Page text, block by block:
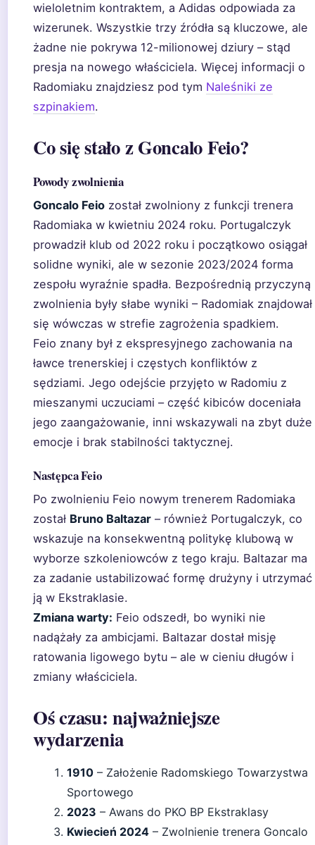
wieloletnim kontraktem, a Adidas odpowiada za
wizerunek. Wszystkie trzy źródła są kluczowe, ale
żadne nie pokrywa 12-milionowej dziury – stąd
presja na nowego właściciela. Więcej informacji o
Radomiaku znajdziesz pod tym Naleśniki ze
szpinakiem.
Co się stało z Goncalo Feio?
Powody zwolnienia
Goncalo Feio został zwolniony z funkcji trenera
Radomiaka w kwietniu 2024 roku. Portugalczyk
prowadził klub od 2022 roku i początkowo osiągał
solidne wyniki, ale w sezonie 2023/2024 forma
zespołu wyraźnie spadła. Bezpośrednią przyczyną
zwolnienia były słabe wyniki – Radomiak znajdował
się wówczas w strefie zagrożenia spadkiem.
Feio znany był z ekspresyjnego zachowania na
ławce trenerskiej i częstych konfliktów z
sędziami. Jego odejście przyjęto w Radomiu z
mieszanymi uczuciami – część kibiców doceniała
jego zaangażowanie, inni wskazywali na zbyt duże
emocje i brak stabilności taktycznej.
Następca Feio
Po zwolnieniu Feio nowym trenerem Radomiaka
został Bruno Baltazar – również Portugalczyk, co
wskazuje na konsekwentną politykę klubową w
wyborze szkoleniowców z tego kraju. Baltazar ma
za zadanie ustabilizować formę drużyny i utrzymać
ją w Ekstraklasie.
Zmiana warty: Feio odszedł, bo wyniki nie
nadążały za ambicjami. Baltazar dostał misję
ratowania ligowego bytu – ale w cieniu długów i
zmiany właściciela.
Oś czasu: najważniejsze
wydarzenia
1910 – Założenie Radomskiego Towarzystwa
Sportowego
2023 – Awans do PKO BP Ekstraklasy
Kwiecień 2024 – Zwolnienie trenera Goncalo